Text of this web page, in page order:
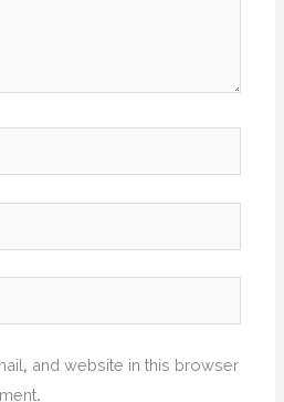
and website in this browser